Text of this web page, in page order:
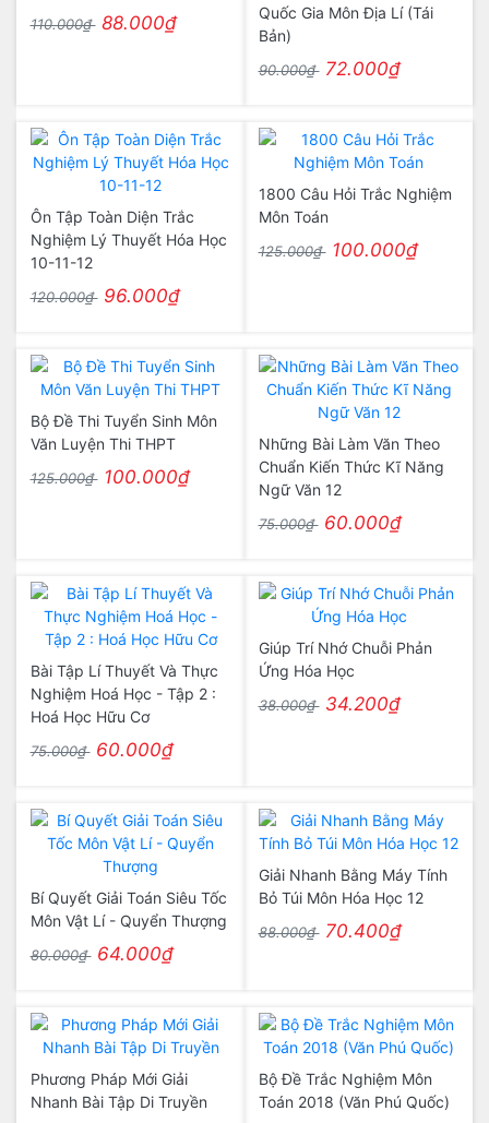
110.000₫ 88.000₫
Quốc Gia Môn Địa Lí (Tái
Bản)
90.000₫ 72.000₫
Ôn Tập Toàn Diện Trắc
Nghiệm Lý Thuyết Hóa Học
10-11-12
120.000₫ 96.000₫
1800 Câu Hỏi Trắc Nghiệm
Môn Toán
125.000₫ 100.000₫
Bộ Đề Thi Tuyển Sinh Môn
Văn Luyện Thi THPT
125.000₫ 100.000₫
Những Bài Làm Văn Theo
Chuẩn Kiến Thức Kĩ Năng
Ngữ Văn 12
75.000₫ 60.000₫
Bài Tập Lí Thuyết Và Thực
Nghiệm Hoá Học - Tập 2 :
Hoá Học Hữu Cơ
75.000₫ 60.000₫
Giúp Trí Nhớ Chuỗi Phản
Ứng Hóa Học
38.000₫ 34.200₫
Bí Quyết Giải Toán Siêu Tốc
Môn Vật Lí - Quyển Thượng
80.000₫ 64.000₫
Giải Nhanh Bằng Máy Tính
Bỏ Túi Môn Hóa Học 12
88.000₫ 70.400₫
Phương Pháp Mới Giải
Nhanh Bài Tập Di Truyền
Bộ Đề Trắc Nghiệm Môn
Toán 2018 (Văn Phú Quốc)